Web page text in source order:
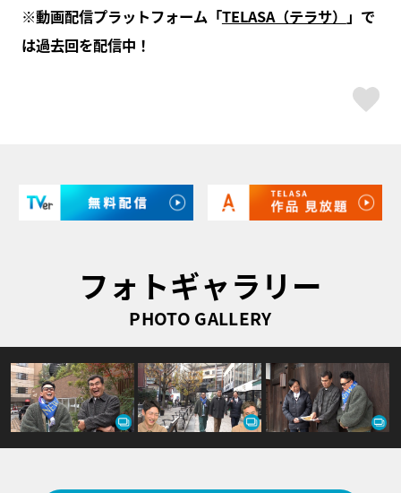
※動画配信プラットフォーム「TELASA（テラサ） 」で
は過去回を配信中！
フォトギャラリー
PHOTO GALLERY